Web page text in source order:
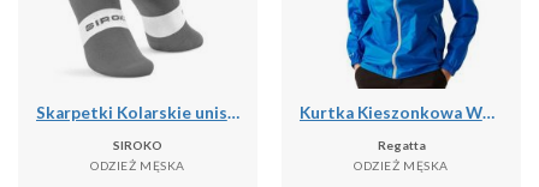
Skarpetki Kolarskie unisex SIROKO S1 Grey Saas
SIROKO
ODZIEŻ MĘSKA
Kurtka Kieszonkowa Wodoodporna Męska + Worek Pack It III
Regatta
ODZIEŻ MĘSKA